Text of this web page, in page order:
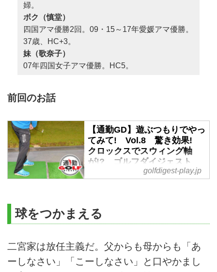
婦。
ボク（慎堂）
四国アマ優勝2回。09・15～17年愛媛アマ優勝。
37歳、HC+3。
妹（歌奈子）
07年四国女子アマ優勝。HC5。
前回のお話
【通勤GD】遊ぶつもりでやっ
てみて! Vol.8 驚き効果!
クロックスでスウィング軸
が!? ゴルフダイジェスト
WEB - ゴルフへ行こうWEB
家”。｢飽きない稽古」が家訓で
す。今週の通勤GDは「遊ぶつも
golfdigest-play.jp
球をつかまえる
二宮家は放任主義だ。父からも母からも「あ
ーしなさい」「こーしなさい」と口やかまし